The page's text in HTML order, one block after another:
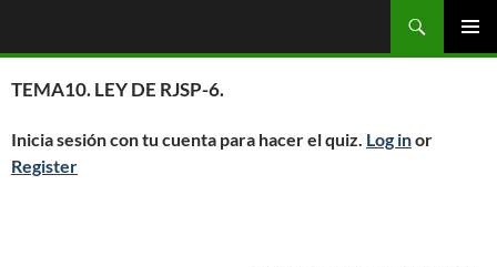
contenido
MENÚ
TEMA10. LEY DE RJSP-6.
Inicia sesión con tu cuenta para hacer el quiz. Log inor
Register